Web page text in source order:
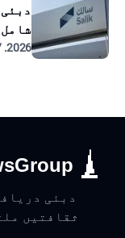
شامل
2026. 07. 17
دبئی
ثقافتیں